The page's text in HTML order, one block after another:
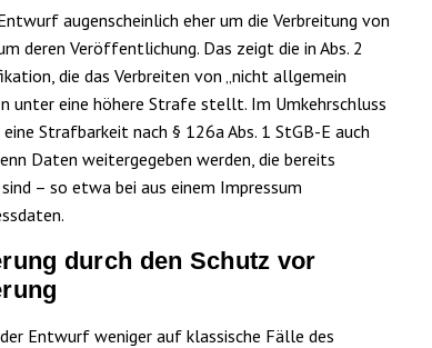
augenscheinlich eher um die Verbreitung von
deren Veröffentlichung. Das zeigt die in Abs. 2
die das Verbreiten von „nicht allgemein
unter eine höhere Strafe stellt. Im Umkehrschluss
Strafbarkeit nach § 126a Abs. 1 StGB-E auch
Daten weitergegeben werden, die bereits
– so etwa bei aus einem Impressum
durch den Schutz vor
Entwurf weniger auf klassische Fälle des